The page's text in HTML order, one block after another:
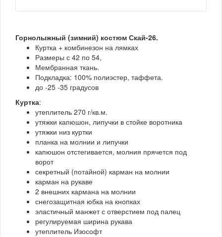
Горнолыжный (зимний) костюм Скай-26.
Куртка + комбинезон на лямках
Размеры с 42 по 54,
Мембранная ткань.
Подкладка: 100% полиэстер, таффета.
до -25 -35 градусов
Куртка:
утеплитель 270 г/кв.м.
утяжки капюшон, липучки в стойке воротника
утяжки низ куртки
планка на молнии и липучки
капюшон отстегивается, молния прячется под
ворот
секретный (потайной) карман на молнии
карман на рукаве
2 внешних кармана на молнии
снегозащитная юбка на кнопках
эластичный манжет с отверстием под палец
регулируемая ширина рукава
утеплитель Изософт